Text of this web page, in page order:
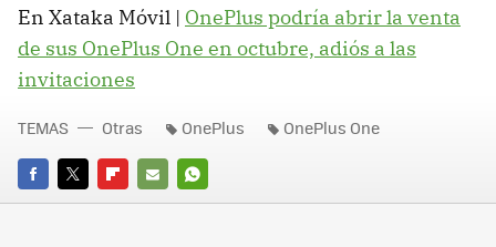
En Xataka Móvil | OnePlus podría abrir la venta
de sus OnePlus One en octubre, adiós a las
invitaciones
FACEBOOK
TWITTERFLIPBOARD
E-
WHATSAPP
TEMAS Otras OnePlus OnePlus One